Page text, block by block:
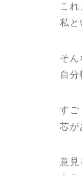
こ
私と
そん
自
すご
芯が
意見